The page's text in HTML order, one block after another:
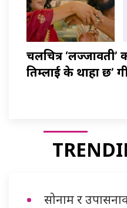
चलचित्र ‘लज्जावती’
तिम्लाई के थाहा छ’
सोनाम र